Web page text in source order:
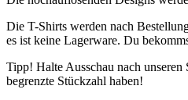
Die T-Shirts werden nach
es ist keine Lagerware. Du
Tipp! Halte Ausschau nach
begrenzte Stückzahl haben!